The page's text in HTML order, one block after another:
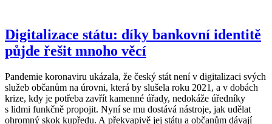
Digitalizace státu: díky bankovní identitě
půjde řešit mnoho věcí
Pandemie koronaviru ukázala, že český stát není v digitalizaci svých
služeb občanům na úrovni, která by slušela roku 2021, a v dobách
krize, kdy je potřeba zavřít kamenné úřady, nedokáže úředníky
s lidmi funkčně propojit. Nyní se mu dostává nástroje, jak udělat
ohromný skok kupředu. A překvapivě jej státu a občanům dávají